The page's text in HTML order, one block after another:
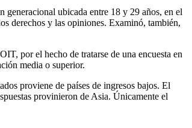
generacional ubicada entre 18 y 29 años, en el
derechos y las opiniones. Examinó, también,
por el hecho de tratarse de una encuesta en
media o superior.
proviene de países de ingresos bajos. El
provinieron de Asia. Únicamente el